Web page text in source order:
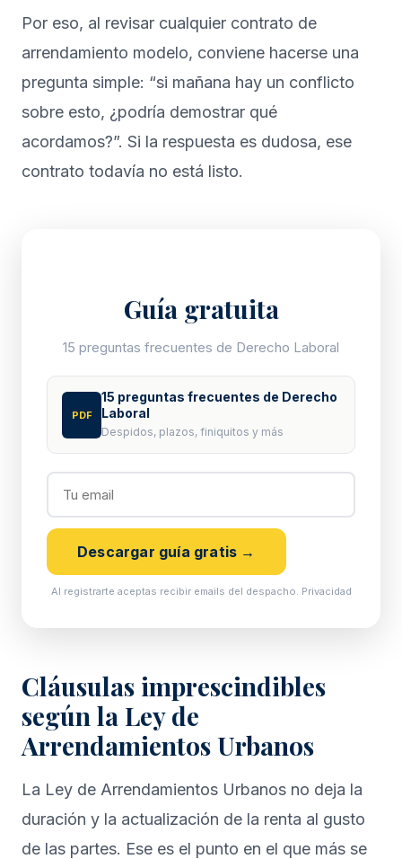
Por eso, al revisar cualquier contrato de
arrendamiento modelo, conviene hacerse una
pregunta simple: “si mañana hay un conflicto
sobre esto, ¿podría demostrar qué
acordamos?”. Si la respuesta es dudosa, ese
contrato todavía no está listo.
Guía gratuita
15 preguntas frecuentes de Derecho Laboral
PDF
15 preguntas frecuentes de Derecho
Laboral
Despidos, plazos, finiquitos y más
Descargar guía gratis →
Al registrarte aceptas recibir emails del despacho. Privacidad
Cláusulas imprescindibles
según la Ley de
Arrendamientos Urbanos
La Ley de Arrendamientos Urbanos no deja la
duración y la actualización de la renta al gusto
de las partes. Ese es el punto en el que más se